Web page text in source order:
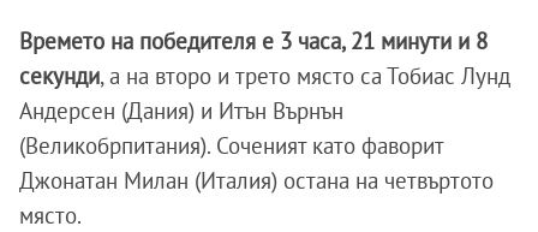
Времето на победителя е 3 часа, 21 минути и 8
секунди, а на второ и трето място са Тобиас Лунд
Андерсен (Дания) и Итън Върнън
(Великобрпитания). Соченият като фаворит
Джонатан Милан (Италия) остана на четвъртото
място.